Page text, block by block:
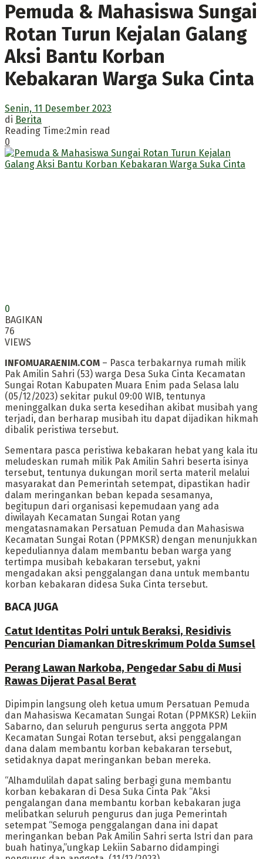
Pemuda & Mahasiswa Sungai
Rotan Turun Kejalan Galang
Aksi Bantu Korban
Kebakaran Warga Suka Cinta
Senin, 11 Desember 2023
di Berita
Reading Time:2min read
0
0
BAGIKAN
76
VIEWS
INFOMUARAENIM.COM – Pasca terbakarnya rumah milik
Pak Amilin Sahri (53) warga Desa Suka Cinta Kecamatan
Sungai Rotan Kabupaten Muara Enim pada Selasa lalu
(05/12/2023) sekitar pukul 09:00 WIB, tentunya
meninggalkan duka serta kesedihan akibat musibah yang
terjadi, dan berharap musibah itu dapat dijadikan hikmah
dibalik peristiwa tersebut.
Sementara pasca peristiwa kebakaran hebat yang kala itu
meludeskan rumah milik Pak Amilin Sahri beserta isinya
tersebut, tentunya dukungan moril serta materil melalui
masyarakat dan Pemerintah setempat, dipastikan hadir
dalam meringankan beban kepada sesamanya,
begitupun dari organisasi kepemudaan yang ada
diwilayah Kecamatan Sungai Rotan yang
mengatasnamakan Persatuan Pemuda dan Mahasiswa
Kecamatan Sungai Rotan (PPMKSR) dengan menunjukkan
kepeduliannya dalam membantu beban warga yang
tertimpa musibah kebakaran tersebut, yakni
mengadakan aksi penggalangan dana untuk membantu
korban kebakaran didesa Suka Cinta tersebut.
BACA JUGA
Catut Identitas Polri untuk Beraksi, Residivis
Pencurian Diamankan Ditreskrimum Polda Sumsel
Perang Lawan Narkoba, Pengedar Sabu di Musi
Rawas Dijerat Pasal Berat
Dipimpin langsung oleh ketua umum Persatuan Pemuda
dan Mahasiswa Kecamatan Sungai Rotan (PPMKSR) Lekiin
Sabarno, dan seluruh pengurus serta anggota PPM
Kecamatan Sungai Rotan tersebut, aksi penggalangan
dana dalam membantu korban kebakaran tersebut,
setidaknya dapat meringankan beban mereka.
“Alhamdulilah dapat saling berbagi guna membantu
korban kebakaran di Desa Suka Cinta Pak “Aksi
pengalangan dana membantu korban kebakaran juga
melibatkan seluruh pengurus dan juga Pemerintah
setempat “Semoga penggalangan dana ini dapat
meringankan beban Pak Amilin Sahri serta Istri dan para
buah hatinya,”ungkap Lekiin Sabarno didampingi